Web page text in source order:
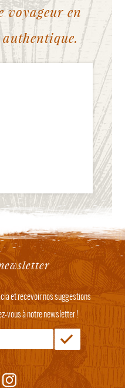
voyageur en
et recevoir nos suggestions
vous à notre newsletter !